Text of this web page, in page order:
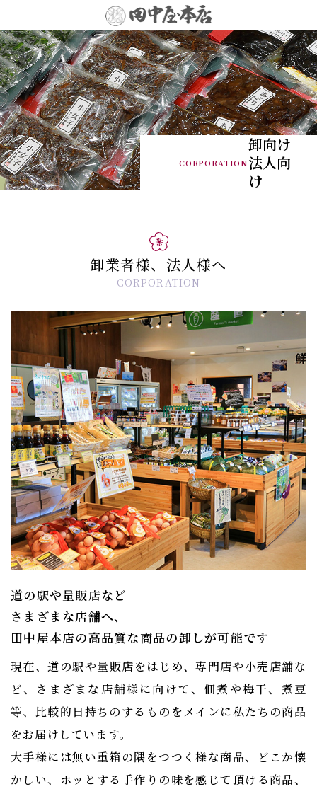
CORPORATION
卸向け
​​​​​​​法人向
け
卸業者様、法人様へ
CORPORATION
道の駅や量販店など
さまざまな店舗へ、
​​​​​​​田中屋本店の高品質な商品の卸しが​​​​​​​可能です
現在、道の駅や量販店をはじめ、専門店や小売店舗な
ど、さまざまな店舗様に向けて、佃煮や梅干、煮豆
等、比較的日持ちのするものをメインに私たちの商品
をお届けしています。
大手様には無い重箱の隅をつつく様な商品、どこか懐
かしい、ホッとする手作りの味を感じて頂ける商品、